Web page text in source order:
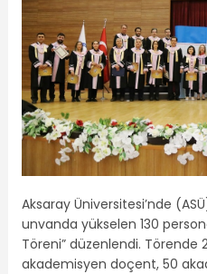
Aksaray Üniversitesi’nde
unvanda yükselen 130
Töreni” düzenlendi. Törende
akademisyen doçent, 50